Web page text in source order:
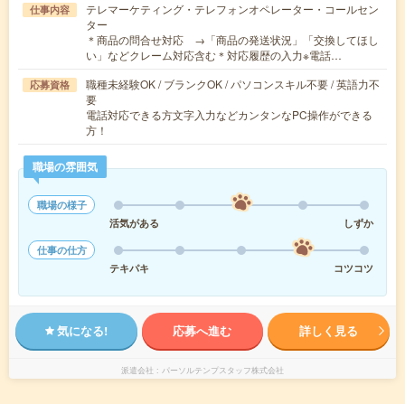
仕事内容
テレマーケティング・テレフォンオペレーター・コールセン
ター
＊商品の問合せ対応 →「商品の発送状況」「交換してほし
い」などクレーム対応含む＊対応履歴の入力※電話…
応募資格
職種未経験OK / ブランクOK / パソコンスキル不要 / 英語力不
要
電話対応できる方文字入力などカンタンなPC操作ができる
方！
職場の雰囲気
職場の様子
活気がある
しずか
仕事の仕方
テキパキ
コツコツ
気になる! 応募へ進む 詳しく見る
派遣会社 パーソルテンプスタッフ株式会社